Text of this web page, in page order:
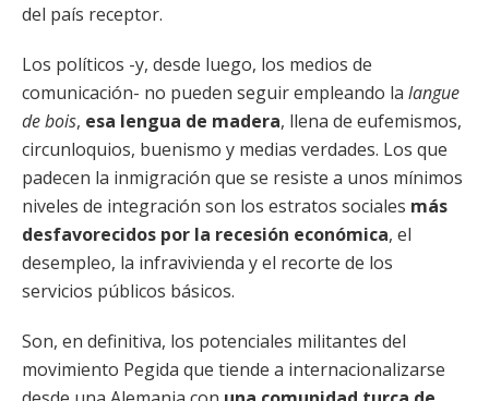
del país receptor.
Los políticos -y, desde luego, los medios de
comunicación- no pueden seguir empleando la langue
de bois, esa lengua de madera, llena de eufemismos,
circunloquios, buenismo y medias verdades. Los que
padecen la inmigración que se resiste a unos mínimos
niveles de integración son los estratos sociales más
desfavorecidos por la recesión económica, el
desempleo, la infravivienda y el recorte de los
servicios públicos básicos.
Son, en definitiva, los potenciales militantes del
movimiento Pegida que tiende a internacionalizarse